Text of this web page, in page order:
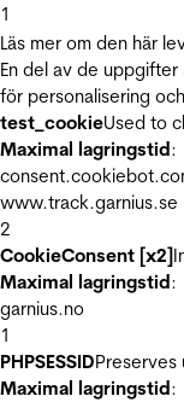
1
Läs mer om den här
En del av de
för personalisering
test_cookieUsed to
Maximal lagringstid:
www.track.garnius.se
2
CookieConsent [x2]
Maximal lagringstid:
garnius.no
1
PHPSESSIDPreserves
Maximal lagringstid: